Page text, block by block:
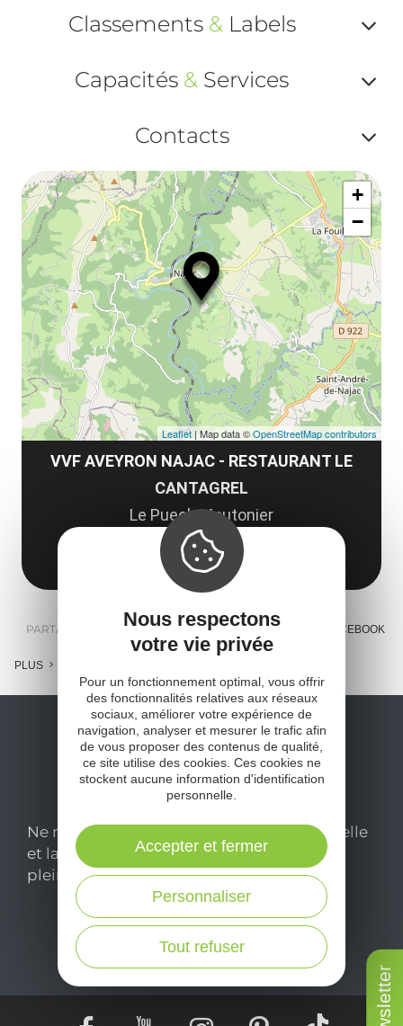
Classements &Labels
ou
Capacités & Services
ou
Contacts
ou
VVF AVEYRON NAJAC - RESTAURANT LE
CANTAGREL
Le Puech Moutonier
12270 Najac
Obtenir l'itinéraire
+
−
Leaflet | Map data ©OpenStreetMap contributors
PARTAGER : E-MAIL MESSENGER FACEBOOK
PLUS
Ne manquez pas notre newsletter mensuelle
et laissez-vous inspirer pour profiter
pleinement de votre séjour en Aveyron.
Je m'abonne ici
Nous respectons
votre vie privée
Pour un fonctionnement optimal, vous offrir
des fonctionnalités relatives aux réseaux
sociaux, améliorer votre expérience de
navigation, analyser et mesurer le trafic afin
de vous proposer des contenus de qualité,
ce site utilise des cookies. Ces cookies ne
stockent aucune information d'identification
personnelle.
Tout refuser
Personnaliser
Accepter et fermer